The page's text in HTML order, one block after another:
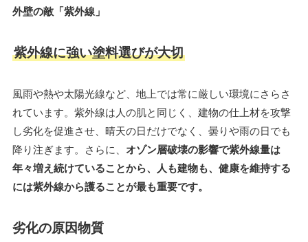
外壁の敵「紫外線」
紫外線に強い塗料選びが大切
風雨や熱や太陽光線など、地上では常に厳しい環境にさらさ
れています。紫外線は人の肌と同じく、建物の仕上材を攻撃
し劣化を促進させ、晴天の日だけでなく、曇りや雨の日でも
降り注ぎます。さらに、 オゾン層破壊の影響で紫外線量は
年々増え続けていることから、人も建物も、健康を維持する
には紫外線から護ることが最も重要です。
劣化の原因物質